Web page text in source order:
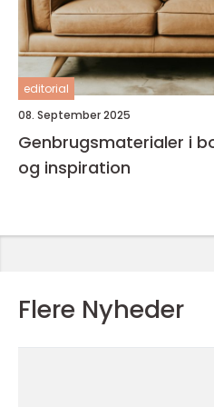
editorial
08. September 2025
Genbrugsmaterialer i
og inspiration
Flere Nyheder